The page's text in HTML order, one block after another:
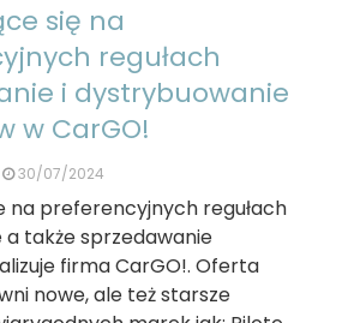
się na
regułach
i dystrybuowanie
w CarGO!
30/07/2024
na preferencyjnych regułach
a także sprzedawanie
firma CarGO!. Oferta
nowe, ale też starsze